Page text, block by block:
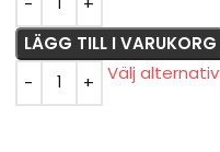
LÄGG TILL I VARUKORG
Välj alternativ